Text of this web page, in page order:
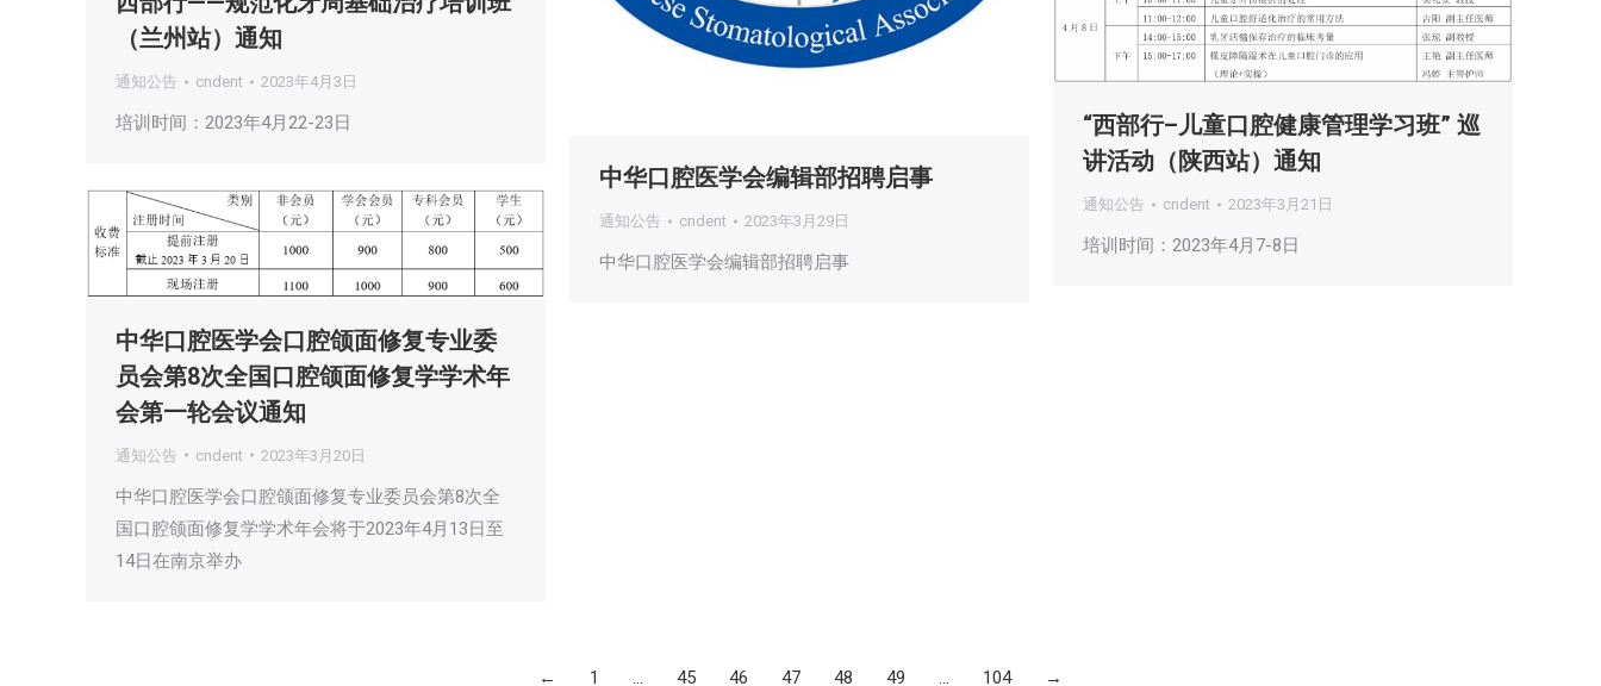
（兰州站）通知
通知公告 cndent 2023年4月3日
培训时间：2023年4月22-23日
中华口腔医学会编辑部招聘启事
通知公告 cndent 2023年3月29日
中华口腔医学会编辑部招聘启事
“西部行–儿童口腔健康管理学习班” 巡
讲活动（陕西站）通知
通知公告 cndent 2023年3月21日
培训时间：2023年4月7-8日
中华口腔医学会口腔颌面修复专业委
员会第8次全国口腔颌面修复学学术年
会第一轮会议通知
通知公告 cndent 2023年3月20日
中华口腔医学会口腔颌面修复专业委员会第8次全
国口腔颌面修复学学术年会将于2023年4月13日至
14日在南京举办
← 1 … 45 46 47 48 49 … 104 →